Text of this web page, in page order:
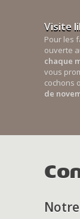
Visite
Pour les
ouverte
chaque
vous
cochons
de